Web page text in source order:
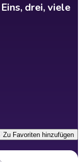
drei, viele
Zu Favoriten hinzufügen